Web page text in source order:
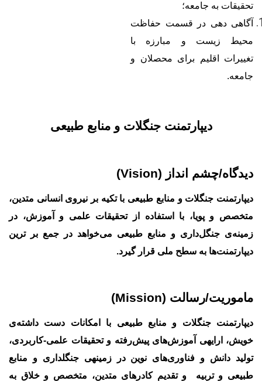
تحقیقات به جامعه؛
آگاهی دهی در قسمت حفاظت
محیط زیست و مبارزه با
تغییرات اقلیم برای محصلان و
جامعه.
دیپارتمنت جنگلات و منابع طبیعی
دیدگاه/چشم انداز (Vision
)
دیپارتمنت جنگلات و منابع طبیعی با تکیه بر نیروی انسانی متدین،
متخصص و پویا، با استفاده از تحقیقات علمی و آموزش، در
زمینهی جنگلداری و منابع طبیعی میخواهد در جمع بر ترین
دیپارتمنتها به سطح ملی قرار گیرد.
ماموریت/رسالت (Mission
)
دیپارتمنت جنگلات و منابع طبیعی با امکانات دست داشتهی
خویش، ارایه‏ی آموزشهای پیشرفته و تحقیقات علمی-کاربردی،
تولید دانش و فناوریهای نوین در زمینه‏ی جنگل‏داری و منابع
طبیعی و تربیه و تقدیم کادرهای متدین، متخصص و خلاق به